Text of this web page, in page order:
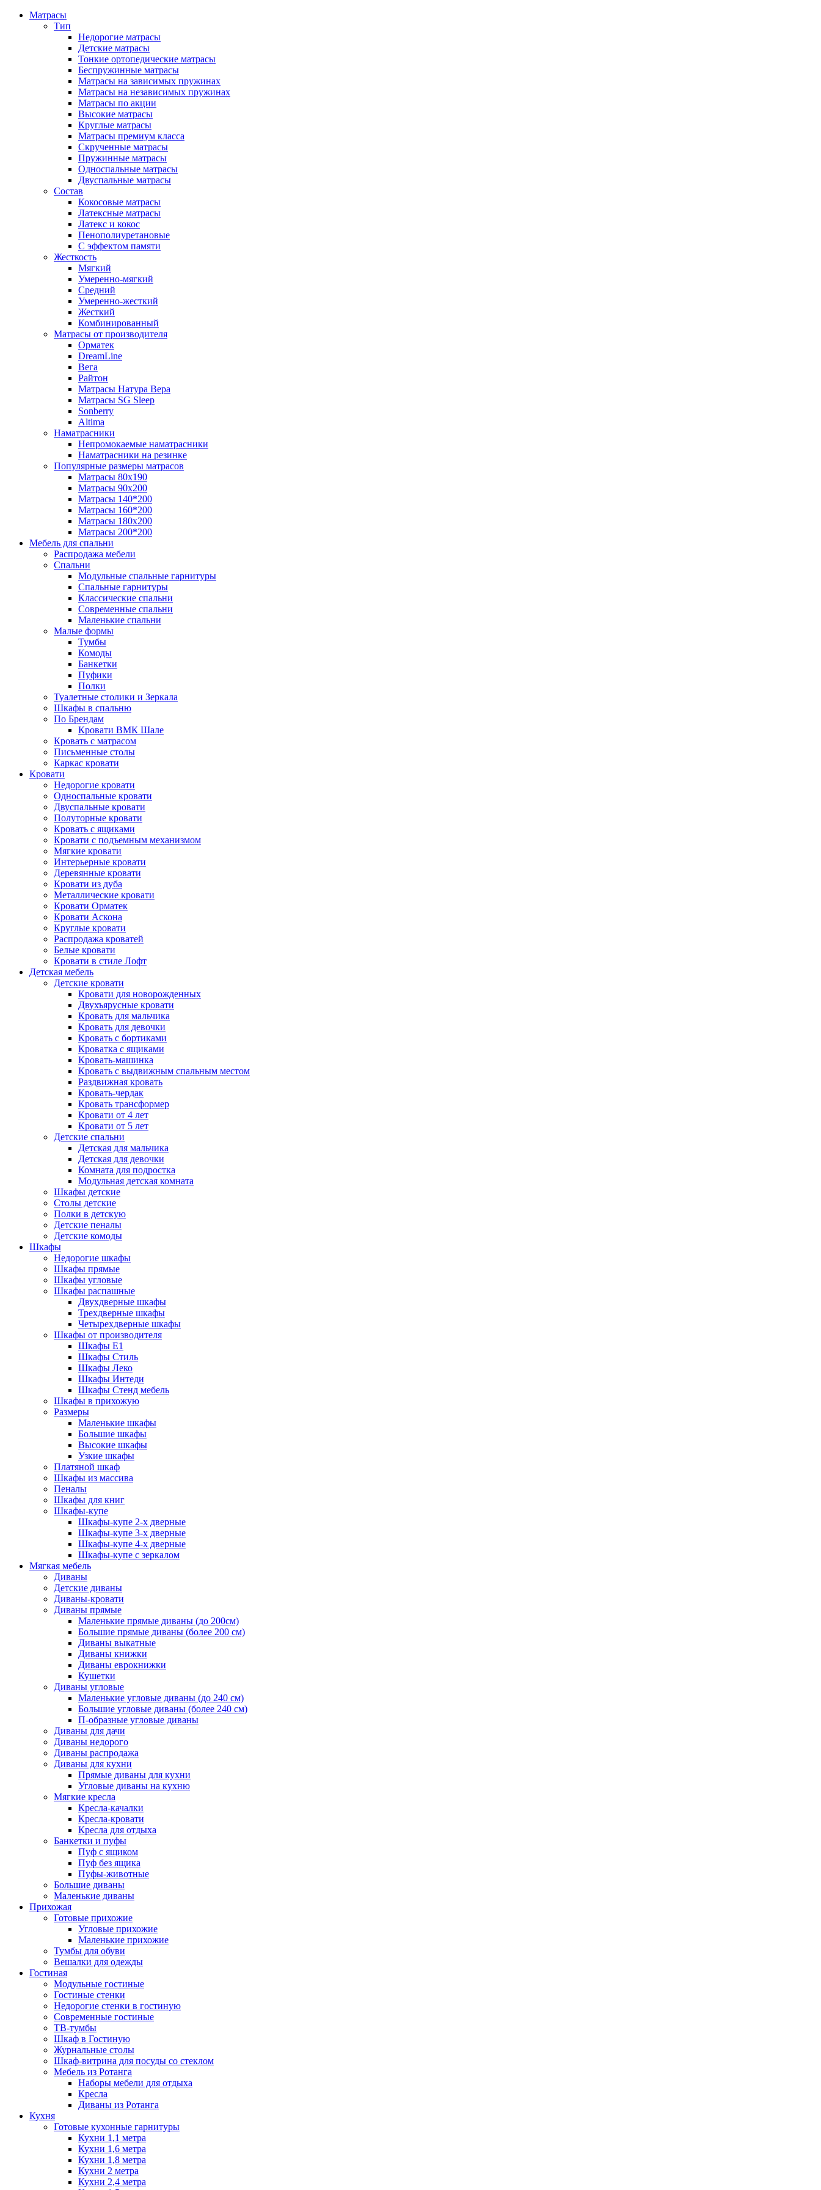
Матрасы
Тип
Недорогие матрасы
Детские матрасы
Тонкие ортопедические матрасы
Беспружинные матрасы
Матрасы на зависимых пружинах
Матрасы на независимых пружинах
Матрасы по акции
Высокие матрасы
Круглые матрасы
Матрасы премиум класса
Скрученные матрасы
Пружинные матрасы
Односпальные матрасы
Двуспальные матрасы
Состав
Кокосовые матрасы
Латексные матрасы
Латекс и кокос
Пенополиуретановые
С эффектом памяти
Жесткость
Мягкий
Умеренно-мягкий
Средний
Умеренно-жесткий
Жесткий
Комбинированный
Матрасы от производителя
Орматек
DreamLine
Вега
Райтон
Матрасы Натура Вера
Матрасы SG Sleep
Sonberry
Altima
Наматрасники
Непромокаемые наматрасники
Наматрасники на резинке
Популярные размеры матрасов
Матрасы 80x190
Матрасы 90x200
Матрасы 140*200
Матрасы 160*200
Матрасы 180x200
Матрасы 200*200
Мебель для спальни
Распродажа мебели
Спальни
Модульные спальные гарнитуры
Спальные гарнитуры
Классические спальни
Современные спальни
Маленькие спальни
Малые формы
Тумбы
Комоды
Банкетки
Пуфики
Полки
Туалетные столики и Зеркала
Шкафы в спальню
По Брендам
Кровати ВМК Шале
Кровать с матрасом
Письменные столы
Каркас кровати
Кровати
Недорогие кровати
Односпальные кровати
Двуспальные кровати
Полуторные кровати
Кровать с ящиками
Кровати с подъемным механизмом
Мягкие кровати
Интерьерные кровати
Деревянные кровати
Кровати из дуба
Металлические кровати
Кровати Орматек
Кровати Аскона
Круглые кровати
Распродажа кроватей
Белые кровати
Кровати в стиле Лофт
Детская мебель
Детские кровати
Кровати для новорожденных
Двухъярусные кровати
Кровать для мальчика
Кровать для девочки
Кровать с бортиками
Кроватка с ящиками
Кровать-машинка
Кровать с выдвижным спальным местом
Раздвижная кровать
Кровать-чердак
Кровать трансформер
Кровати от 4 лет
Кровати от 5 лет
Детские спальни
Детская для мальчика
Детская для девочки
Комната для подростка
Модульная детская комната
Шкафы детские
Столы детские
Полки в детскую
Детские пеналы
Детские комоды
Шкафы
Недорогие шкафы
Шкафы прямые
Шкафы угловые
Шкафы распашные
Двухдверные шкафы
Трехдверные шкафы
Четырехдверные шкафы
Шкафы от производителя
Шкафы E1
Шкафы Стиль
Шкафы Леко
Шкафы Интеди
Шкафы Стенд мебель
Шкафы в прихожую
Размеры
Маленькие шкафы
Большие шкафы
Высокие шкафы
Узкие шкафы
Платяной шкаф
Шкафы из массива
Пеналы
Шкафы для книг
Шкафы-купе
Шкафы-купе 2-х дверные
Шкафы-купе 3-х дверные
Шкафы-купе 4-х дверные
Шкафы-купе с зеркалом
Мягкая мебель
Диваны
Детские диваны
Диваны-кровати
Диваны прямые
Маленькие прямые диваны (до 200см)
Большие прямые диваны (более 200 см)
Диваны выкатные
Диваны книжки
Диваны еврокнижки
Кушетки
Диваны угловые
Маленькие угловые диваны (до 240 см)
Большие угловые диваны (более 240 см)
П-образные угловые диваны
Диваны для дачи
Диваны недорого
Диваны распродажа
Диваны для кухни
Прямые диваны для кухни
Угловые диваны на кухню
Мягкие кресла
Кресла-качалки
Кресла-кровати
Кресла для отдыха
Банкетки и пуфы
Пуф с ящиком
Пуф без ящика
Пуфы-животные
Большие диваны
Маленькие диваны
Прихожая
Готовые прихожие
Угловые прихожие
Маленькие прихожие
Тумбы для обуви
Вешалки для одежды
Гостиная
Модульные гостиные
Гостиные стенки
Недорогие стенки в гостиную
Современные гостиные
ТВ-тумбы
Шкаф в Гостиную
Журнальные столы
Шкаф-витрина для посуды со стеклом
Мебель из Ротанга
Наборы мебели для отдыха
Кресла
Диваны из Ротанга
Кухня
Готовые кухонные гарнитуры
Кухни 1,1 метра
Кухни 1,6 метра
Кухни 1,8 метра
Кухни 2 метра
Кухни 2,4 метра